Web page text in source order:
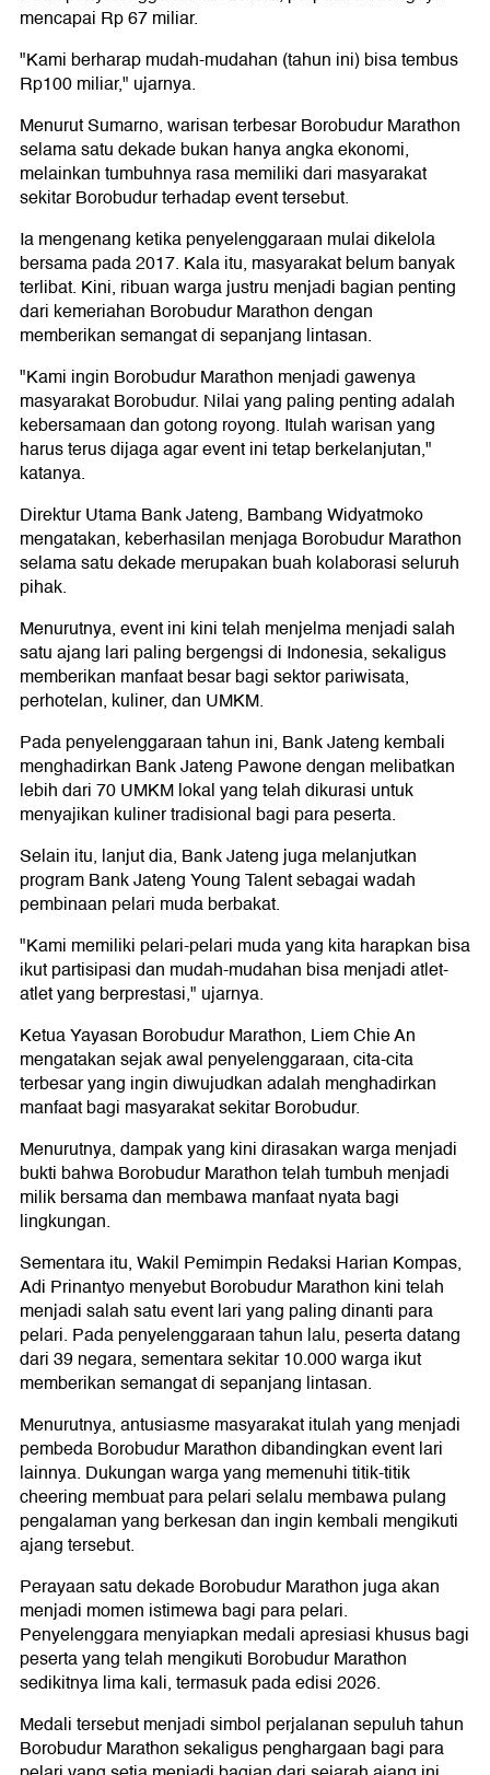
mencapai Rp 67 miliar.
"Kami berharap mudah-mudahan (tahun ini) bisa tembus
Rp100 miliar," ujarnya.
Menurut Sumarno, warisan terbesar Borobudur Marathon
selama satu dekade bukan hanya angka ekonomi,
melainkan tumbuhnya rasa memiliki dari masyarakat
sekitar Borobudur terhadap event tersebut.
Ia mengenang ketika penyelenggaraan mulai dikelola
bersama pada 2017. Kala itu, masyarakat belum banyak
terlibat. Kini, ribuan warga justru menjadi bagian penting
dari kemeriahan Borobudur Marathon dengan
memberikan semangat di sepanjang lintasan.
"Kami ingin Borobudur Marathon menjadi gawenya
masyarakat Borobudur. Nilai yang paling penting adalah
kebersamaan dan gotong royong. Itulah warisan yang
harus terus dijaga agar event ini tetap berkelanjutan,"
katanya.
Direktur Utama Bank Jateng, Bambang Widyatmoko
mengatakan, keberhasilan menjaga Borobudur Marathon
selama satu dekade merupakan buah kolaborasi seluruh
pihak.
Menurutnya, event ini kini telah menjelma menjadi salah
satu ajang lari paling bergengsi di Indonesia, sekaligus
memberikan manfaat besar bagi sektor pariwisata,
perhotelan, kuliner, dan UMKM.
Pada penyelenggaraan tahun ini, Bank Jateng kembali
menghadirkan Bank Jateng Pawone dengan melibatkan
lebih dari 70 UMKM lokal yang telah dikurasi untuk
menyajikan kuliner tradisional bagi para peserta.
Selain itu, lanjut dia, Bank Jateng juga melanjutkan
program Bank Jateng Young Talent sebagai wadah
pembinaan pelari muda berbakat.
"Kami memiliki pelari-pelari muda yang kita harapkan bisa
ikut partisipasi dan mudah-mudahan bisa menjadi atlet-
atlet yang berprestasi," ujarnya.
Ketua Yayasan Borobudur Marathon, Liem Chie An
mengatakan sejak awal penyelenggaraan, cita-cita
terbesar yang ingin diwujudkan adalah menghadirkan
manfaat bagi masyarakat sekitar Borobudur.
Menurutnya, dampak yang kini dirasakan warga menjadi
bukti bahwa Borobudur Marathon telah tumbuh menjadi
milik bersama dan membawa manfaat nyata bagi
lingkungan.
Sementara itu, Wakil Pemimpin Redaksi Harian Kompas,
Adi Prinantyo menyebut Borobudur Marathon kini telah
menjadi salah satu event lari yang paling dinanti para
pelari. Pada penyelenggaraan tahun lalu, peserta datang
dari 39 negara, sementara sekitar 10.000 warga ikut
memberikan semangat di sepanjang lintasan.
Menurutnya, antusiasme masyarakat itulah yang menjadi
pembeda Borobudur Marathon dibandingkan event lari
lainnya. Dukungan warga yang memenuhi titik-titik
cheering membuat para pelari selalu membawa pulang
pengalaman yang berkesan dan ingin kembali mengikuti
ajang tersebut.
Perayaan satu dekade Borobudur Marathon juga akan
menjadi momen istimewa bagi para pelari.
Penyelenggara menyiapkan medali apresiasi khusus bagi
peserta yang telah mengikuti Borobudur Marathon
sedikitnya lima kali, termasuk pada edisi 2026.
Medali tersebut menjadi simbol perjalanan sepuluh tahun
Borobudur Marathon sekaligus penghargaan bagi para